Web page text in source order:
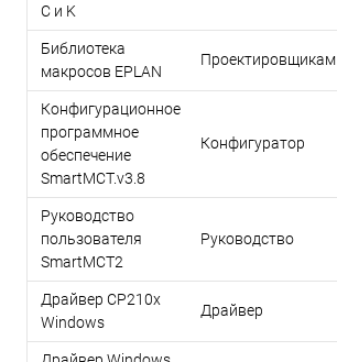
C и K
Библиотека
макросов EPLAN
Проектировщикам
Конфигурационное
программное
обеспечение
SmartMCT.v3.8
Конфигуратор
Руководство
пользователя
SmartMCT2
Руководство
Драйвер CP210x
Windows
Драйвер